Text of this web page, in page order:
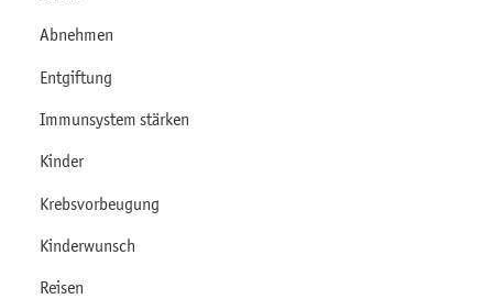
Abnehmen
Entgiftung
Immunsystem stärken
Kinder
Krebsvorbeugung
Kinderwunsch
Reisen